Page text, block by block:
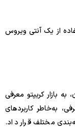
از یک آنتی ویروس
بازار کریپتو معرفی
به‌خاطر کاربردهای
مختلف قرار داد.